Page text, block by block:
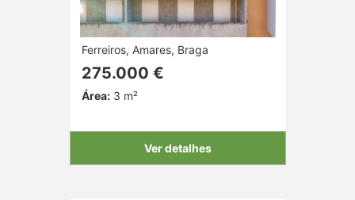
Ferreiros, Amares, Braga
275.000 €
Área:3 m²
Ver detalhes